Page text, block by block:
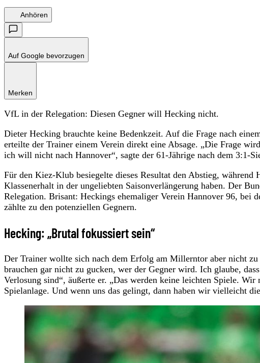
Anhören
Auf Google bevorzugen
Merken
VfL in der Relegation: Diesen Gegner will Hecking nicht.
Dieter Hecking brauchte keine Bedenkzeit. Auf die Frage nach
erteilte der Trainer einem Verein direkt eine Absage. „Die Frage
ich will nicht nach Hannover“, sagte der 61-Jährige nach dem 3:1-
Für den Kiez-Klub besiegelte dieses Resultat den Abstieg,
Klassenerhalt in der ungeliebten Saisonverlängerung haben. Der
Relegation. Brisant: Heckings ehemaliger Verein Hannover 96, bei
zählte zu den potenziellen Gegnern.
Hecking: „Brutal fokussiert sein“
Der Trainer wollte sich nach dem Erfolg am Millerntor aber nicht
brauchen gar nicht zu gucken, wer der Gegner wird. Ich glaube,
Verlosung sind“, äußerte er. „Das werden keine leichten Spiele.
Spielanlage. Und wenn uns das gelingt, dann haben wir vielleicht